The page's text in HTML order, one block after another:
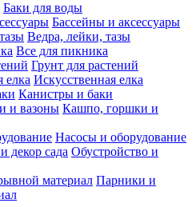
Баки для воды
Бассейны и аксессуары
Ведра, лейки, тазы
Все для пикника
Грунт для растений
Искусственная елка
Канистры и баки
Кашпо, горшки и
Насосы и оборудование
Обустройство и
Парники и